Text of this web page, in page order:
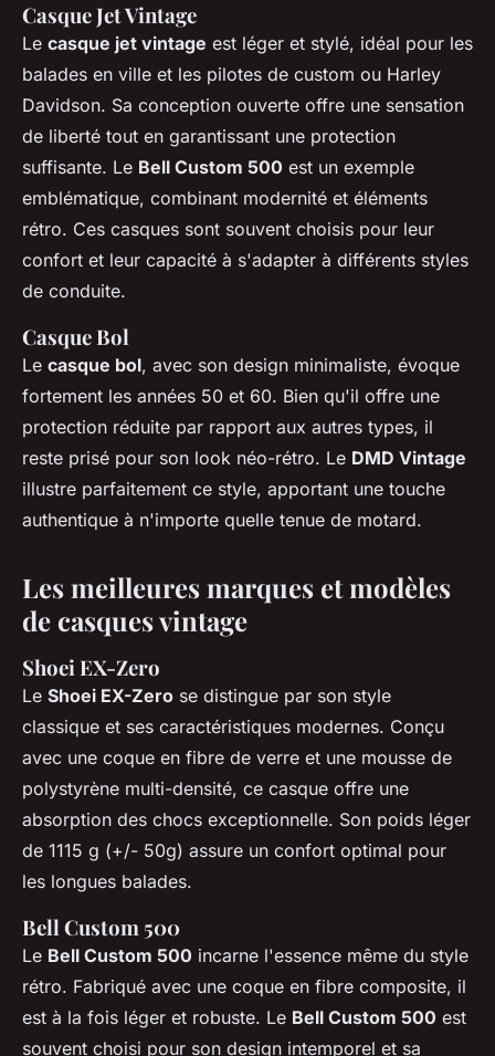
Casque Jet Vintage
Le casque jet vintage est léger et stylé, idéal pour les
balades en ville et les pilotes de custom ou Harley
Davidson. Sa conception ouverte offre une sensation
de liberté tout en garantissant une protection
suffisante. Le Bell Custom 500 est un exemple
emblématique, combinant modernité et éléments
rétro. Ces casques sont souvent choisis pour leur
confort et leur capacité à s'adapter à différents styles
de conduite.
Casque Bol
Le casque bol, avec son design minimaliste, évoque
fortement les années 50 et 60. Bien qu'il offre une
protection réduite par rapport aux autres types, il
reste prisé pour son look néo-rétro. Le DMD Vintage
illustre parfaitement ce style, apportant une touche
authentique à n'importe quelle tenue de motard.
Les meilleures marques et modèles
de casques vintage
Shoei EX-Zero
Le Shoei EX-Zero se distingue par son style
classique et ses caractéristiques modernes. Conçu
avec une coque en fibre de verre et une mousse de
polystyrène multi-densité, ce casque offre une
absorption des chocs exceptionnelle. Son poids léger
de 1115 g (+/- 50g) assure un confort optimal pour
les longues balades.
Bell Custom 500
Le Bell Custom 500 incarne l'essence même du style
rétro. Fabriqué avec une coque en fibre composite, il
est à la fois léger et robuste. Le Bell Custom 500 est
souvent choisi pour son design intemporel et sa